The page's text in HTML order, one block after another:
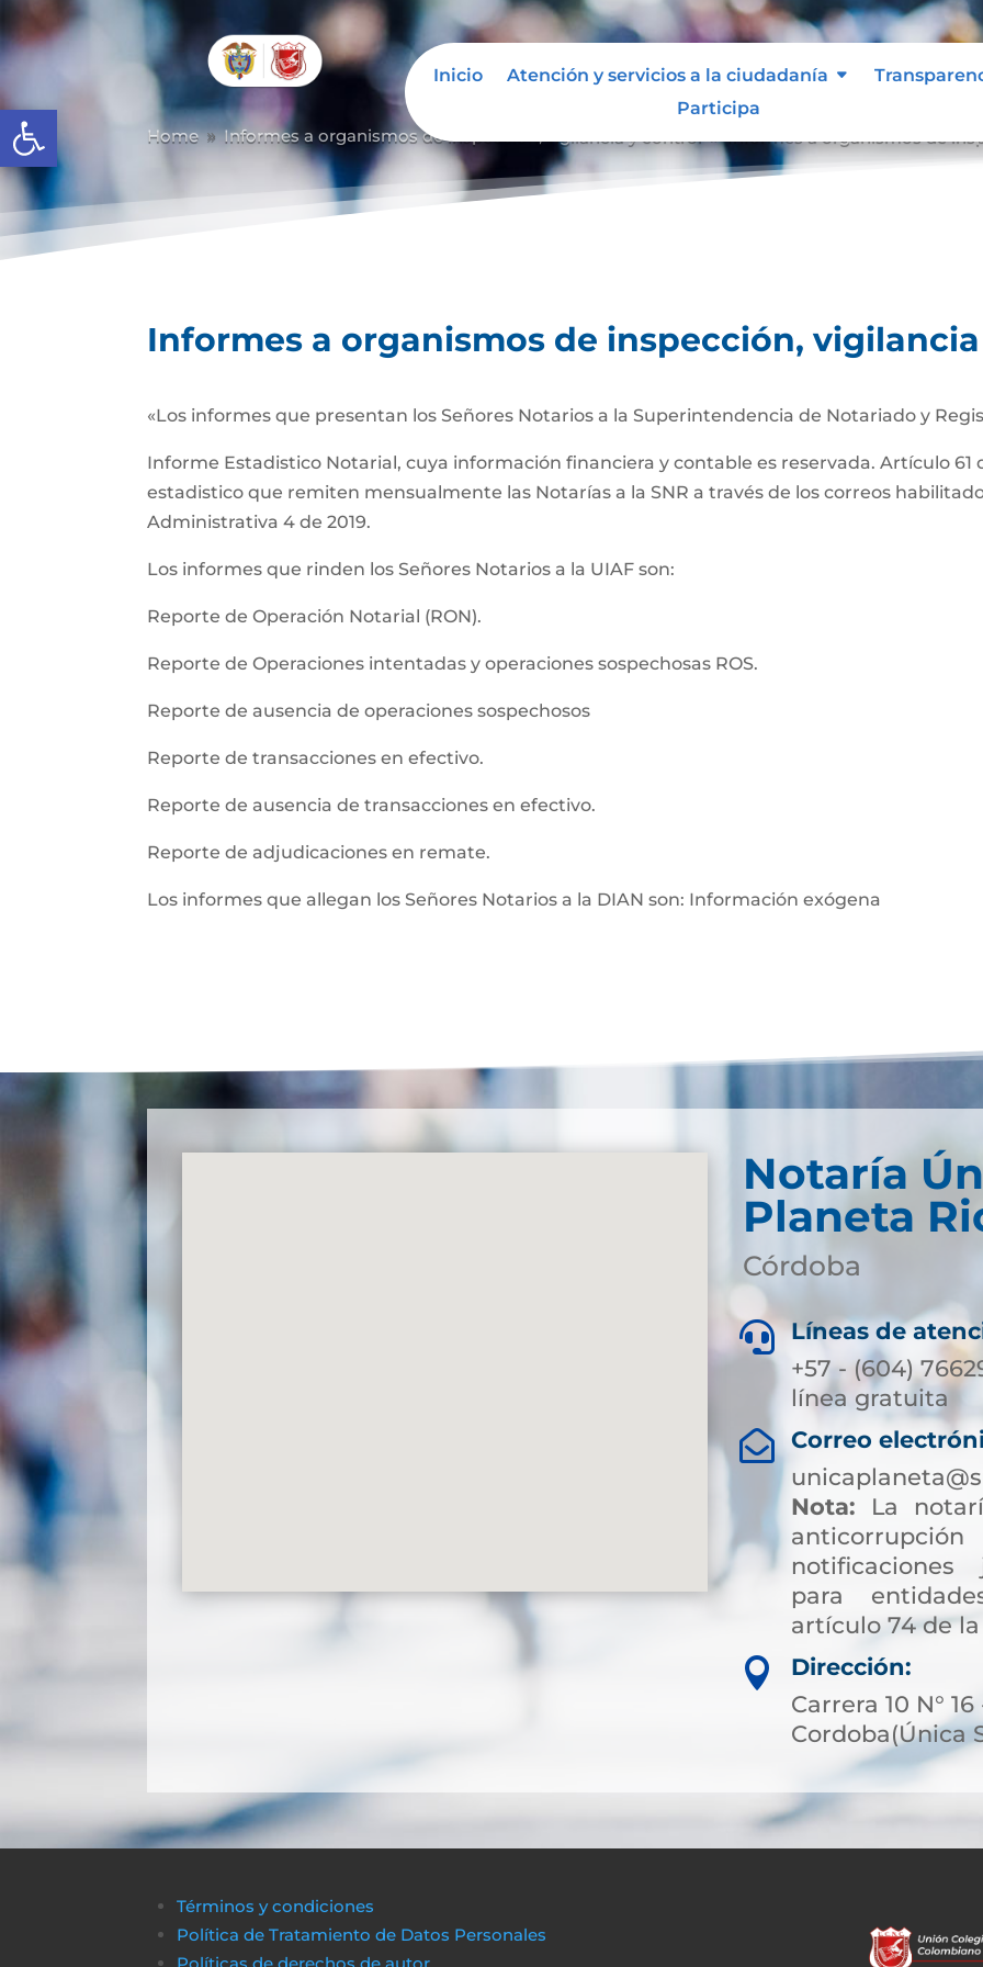
Abrir barra de herramientas
Inicio Atención y servicios a la ciudadanía
Participa
Home 9 Informes a organismos de inspección, vigilancia y control Informes a organismos de
Informes a organismos de inspección,
«Los informes que presentan los Señores Notarios a la Superintendencia de Notariado y
Informe Estadistico Notarial, cuya información financiera y contable es reservada. Artículo 61
estadistico que remiten mensualmente las Notarías a la SNR a través de los correos
Administrativa 4 de 2019.
Los informes que rinden los Señores Notarios a la UIAF son:
Reporte de Operación Notarial (RON).
Reporte de Operaciones intentadas y operaciones sospechosas ROS.
Reporte de ausencia de operaciones sospechosos
Reporte de transacciones en efectivo.
Reporte de ausencia de transacciones en efectivo.
Reporte de adjudicaciones en remate.
Los informes que allegan los Señores Notarios a la DIAN son: Información exógena
Notaría
Planeta
Córdoba
 Líneas de
+57 - (604)
línea gratuita

Correo
Nota: La
para
artículo 74 de la

Dirección:
Carrera 10 N°
Cordoba(Única
Términos y condiciones
Política de Tratamiento de Datos Personales